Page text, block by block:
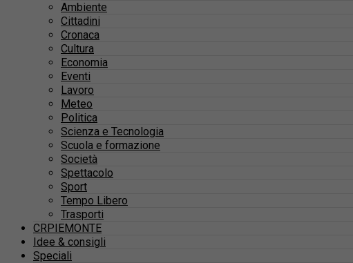
Ambiente
Cittadini
Cronaca
Cultura
Economia
Eventi
Lavoro
Meteo
Politica
Scienza e Tecnologia
Scuola e formazione
Società
Spettacolo
Sport
Tempo Libero
Trasporti
CRPIEMONTE
Idee & consigli
Speciali